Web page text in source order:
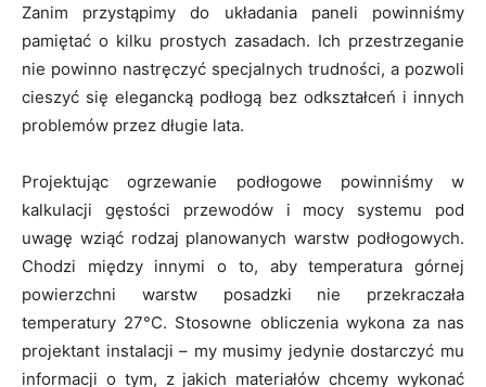
Zanim przystąpimy do układania paneli powinniśmy
pamiętać o kilku prostych zasadach. Ich przestrzeganie
nie powinno nastręczyć specjalnych trudności, a pozwoli
cieszyć się elegancką podłogą bez odkształceń i innych
problemów przez długie lata.
Projektując ogrzewanie podłogowe powinniśmy w
kalkulacji gęstości przewodów i mocy systemu pod
uwagę wziąć rodzaj planowanych warstw podłogowych.
Chodzi między innymi o to, aby temperatura górnej
powierzchni warstw posadzki nie przekraczała
temperatury 27°C. Stosowne obliczenia wykona za nas
projektant instalacji – my musimy jedynie dostarczyć mu
informacji o tym, z jakich materiałów chcemy wykonać